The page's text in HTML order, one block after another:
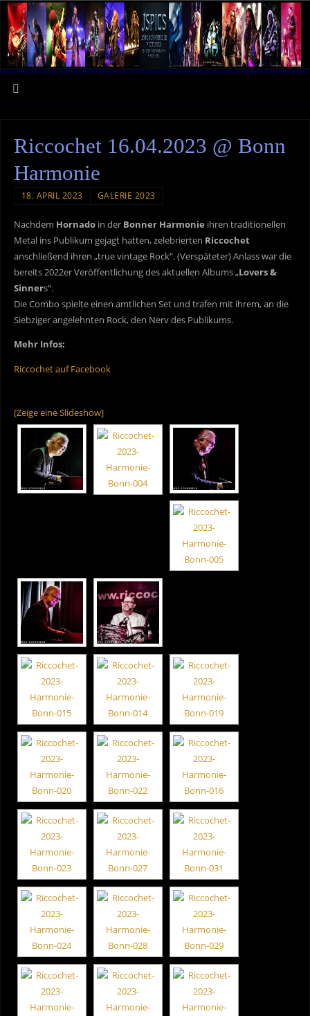
Riccochet 16.04.2023 @ Bonn
Harmonie
18. APRIL 2023 GALERIE 2023
Nachdem Hornadoin der Bonner Harmonie ihren traditionellen
Metal ins Publikum gejagt hatten, zelebrierten Riccochet
anschließend ihren „true vintage Rock“. (Verspäteter) Anlass war die
bereits 2022er Veröffentlichung des aktuellen Albums „Lovers &
Sinners“.
Die Combo spielte einen amtlichen Set und trafen mit ihrem, an die
Siebziger angelehnten Rock, den Nerv des Publikums.
Mehr Infos:
Riccochet auf Facebook
[Zeige eine Slideshow]